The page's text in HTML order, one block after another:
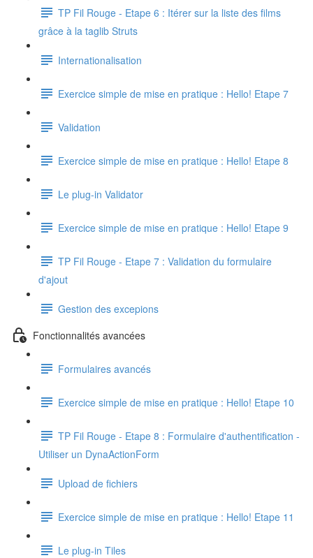
TP Fil Rouge - Etape 6 : Itérer sur la liste des films
grâce à la taglib Struts
Internationalisation
Exercice simple de mise en pratique : Hello! Etape 7
Validation
Exercice simple de mise en pratique : Hello! Etape 8
Le plug-in Validator
Exercice simple de mise en pratique : Hello! Etape 9
TP Fil Rouge - Etape 7 : Validation du formulaire
d'ajout
Gestion des excepions
Fonctionnalités avancées
Formulaires avancés
Exercice simple de mise en pratique : Hello! Etape 10
TP Fil Rouge - Etape 8 : Formulaire d'authentification -
Utiliser un DynaActionForm
Upload de fichiers
Exercice simple de mise en pratique : Hello! Etape 11
Le plug-in Tiles